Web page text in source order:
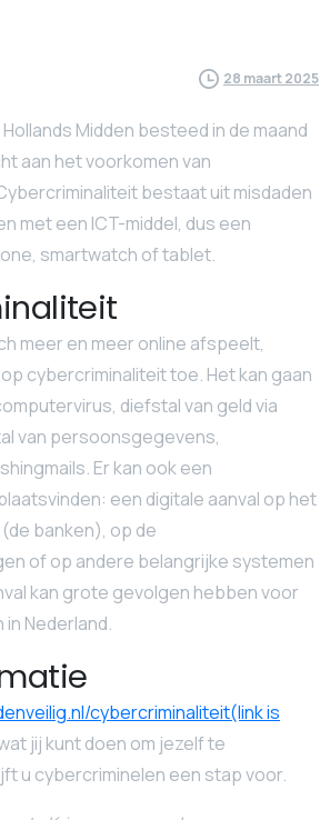
28 maart 2025
Midden besteed in de maand
aan het voorkomen van
bestaat uit misdaden
met een ICT-middel, dus een
smartwatch of tablet.
meer en meer online afspeelt,
cybercriminaliteit toe. Het kan gaan
diefstal van geld via
van persoonsgegevens,
Er kan ook een
een digitale aanval op het
banken), op de
of op andere belangrijke systemen
kan grote gevolgen hebben voor
Nederland.
cybercriminaliteit(link is
jij kunt doen om jezelf te
u cybercriminelen een stap voor.